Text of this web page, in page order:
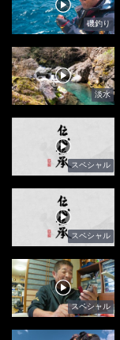
磯釣り
淡水
スペシャル
スペシャル
スペシャル